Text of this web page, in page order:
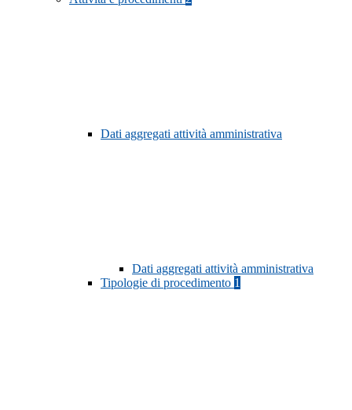
Dati aggregati attività amministrativa
Dati aggregati attività amministrativa
Tipologie di procedimento 1